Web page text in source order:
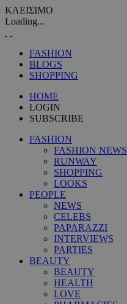
ΚΛΕΙΣΙΜΟ
Loading...
FASHION
BLOGS
SHOPPING
HOME
LOGIN
SUBSCRIBE
FASHION
FASHION NEWS
RUNWAY
SHOPPING
LOOKS
PEOPLE
NEWS
CELEBS
PAPARAZZI
INTERVIEWS
PARTIES
BEAUTY
BEAUTY
HEALTH
LOVE